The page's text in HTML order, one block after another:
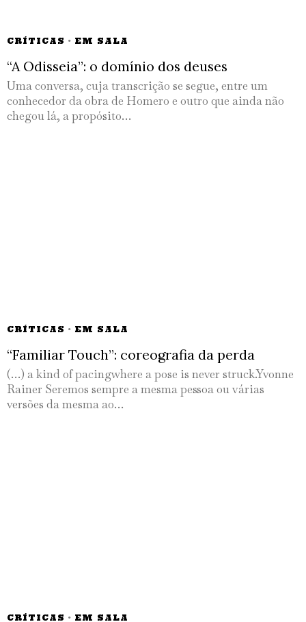
CRÍTICAS · EM SALA
“A Odisseia”: o domínio dos deuses
Uma conversa, cuja transcrição se segue, entre um
conhecedor da obra de Homero e outro que ainda não
chegou lá, a propósito…
CRÍTICAS · EM SALA
“Familiar Touch”: coreografia da perda
(…) a kind of pacingwhere a pose is never struck.Yvonne
Rainer Seremos sempre a mesma pessoa ou várias
versões da mesma ao…
CRÍTICAS · EM SALA